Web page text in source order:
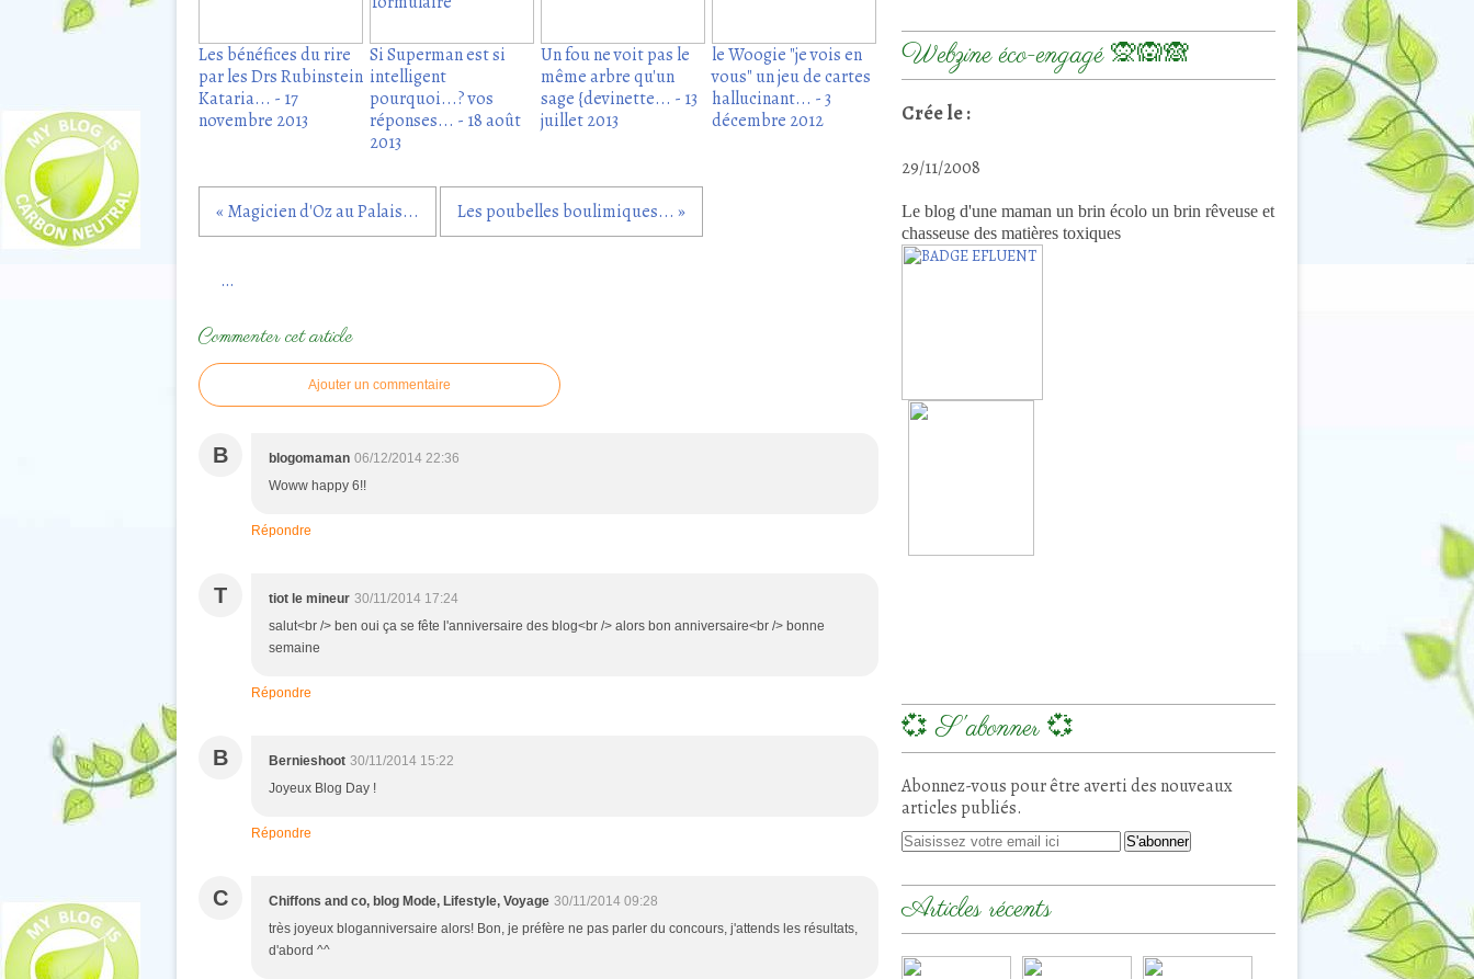
Les bénéfices du rire
par les Drs Rubinstein
Kataria... - 17
novembre 2013
Si Superman est si
intelligent
pourquoi...? vos
réponses... - 18 août
2013
Un fou ne voit pas le
même arbre qu'un
sage {devinette... - 13
juillet 2013
le Woogie "je vois en
vous" un jeu de cartes
hallucinant... - 3
décembre 2012
« Magicien d'Oz au Palais... Les poubelles boulimiques... »
…
Commenter cet article
Ajouter un commentaire
B blogomaman 06/12/2014 22:36
Woww happy 6!!
Répondre
T tiot le mineur 30/11/2014 17:24
salut<br /> ben oui ça se fête l'anniversaire des blog<br /> alors bon anniversaire<br /> bonne
semaine
Répondre
B Bernieshoot 30/11/2014 15:22
Joyeux Blog Day !
Répondre
C Chiffons and co, blog Mode, Lifestyle, Voyage 30/11/2014 09:28
très joyeux bloganniversaire alors! Bon, je préfère ne pas parler du concours, j'attends les résultats,
d'abord ^^
Webzine éco-engagé 🙊🙉🙈
Crée le :
29/11/2008
Le blog d'une maman un brin écolo un brin rêveuse et
chasseuse des matières toxiques
💞 S'abonner 💞
Abonnez-vous pour être averti des nouveaux
articles publiés.
Articles récents